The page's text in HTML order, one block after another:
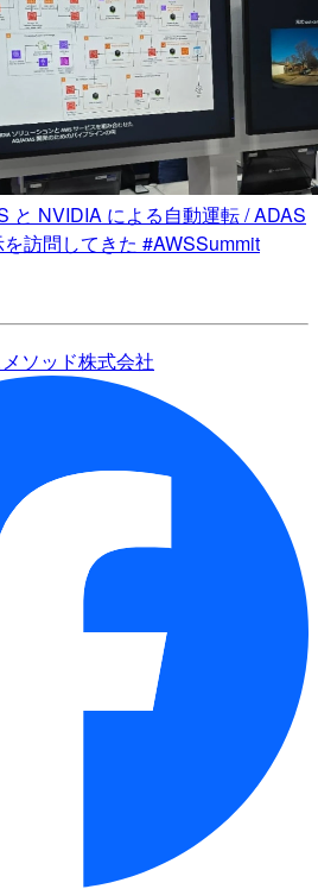
と NVIDIA による自動運転 / ADAS
訪問してきた #AWSSummit
ソッド株式会社